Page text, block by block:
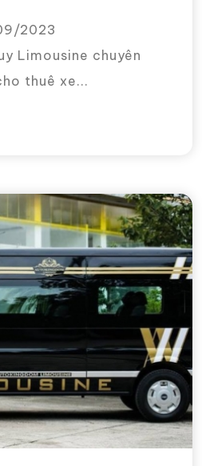
2023
Limousine chuyên
thuê xe...